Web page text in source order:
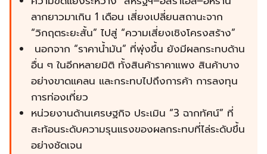
ลากยาวมาเกิน 1 เดือน เสี่ยงเปลี่ยนสถานะจาก
“วิกฤตระยะสั้น” ไปสู่ “ความเสี่ยงเชิงโครงสร้าง”
นอกจาก “ราคาน้ำมัน” ที่พุ่งขึ้น ยังมีผลกระทบด้าน
อื่น ๆ ในอีกหลายมิติ ทั้งสินค้าราคาแพง สินค้าบาง
อย่างขาดแคลน และกระทบไปถึงการค้า การลงทุน
การท่องเที่ยว
หน่วยงานด้านเศรษฐกิจ ประเมิน “3 ฉากทัศน์” ที่
สะท้อนระดับความรุนแรงของผลกระทบที่ไล่ระดับขึ้น
อย่างชัดเจน